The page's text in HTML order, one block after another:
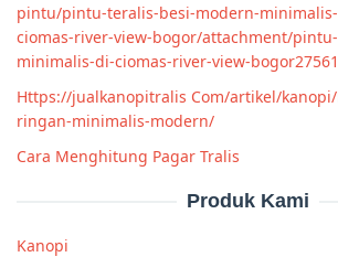
pintu/pintu-teralis-besi-modern-
ciomas-river-view-bogor/attachment/
minimalis-di-ciomas-river-view-
Https://jualkanopitralis Com/artikel/
ringan-minimalis-modern/
Cara Menghitung Pagar Tralis
Produk Kami
Kanopi